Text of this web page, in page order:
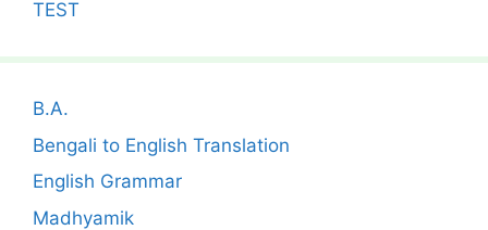
TEST
B.A.
Bengali to English Translation
English Grammar
Madhyamik